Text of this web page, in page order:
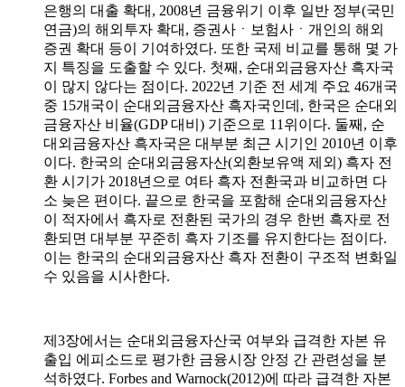
은행의 대출 확대, 2008년 금융위기 이후 일반 정부(국민
연금)의 해외투자 확대, 증권사ㆍ보험사ㆍ개인의 해외
증권 확대 등이 기여하였다. 또한 국제 비교를 통해 몇 가
지 특징을 도출할 수 있다. 첫째, 순대외금융자산 흑자국
이 많지 않다는 점이다. 2022년 기준 전 세계 주요 46개국
중 15개국이 순대외금융자산 흑자국인데, 한국은 순대외
금융자산 비율(GDP 대비) 기준으로 11위이다. 둘째, 순
대외금융자산 흑자국은 대부분 최근 시기인 2010년 이후
이다. 한국의 순대외금융자산(외환보유액 제외) 흑자 전
환 시기가 2018년으로 여타 흑자 전환국과 비교하면 다
소 늦은 편이다. 끝으로 한국을 포함해 순대외금융자산
이 적자에서 흑자로 전환된 국가의 경우 한번 흑자로 전
환되면 대부분 꾸준히 흑자 기조를 유지한다는 점이다.
이는 한국의 순대외금융자산 흑자 전환이 구조적 변화일
수 있음을 시사한다.
제3장에서는 순대외금융자산국 여부와 급격한 자본 유
출입 에피소드로 평가한 금융시장 안정 간 관련성을 분
석하였다. Forbes and Warnock(2012)에 따라 급격한 자본